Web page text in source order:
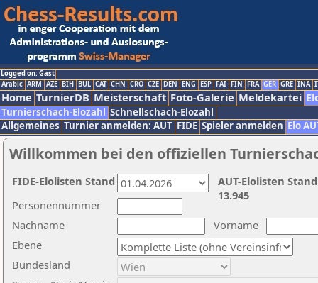
Logged on: Gast
Arabic ARM AZE BIH BUL CAT CHN CRO CZE DEN ENG ESP FAI FIN FRA GER GRE INA
Home TurnierDB Meisterschaft Foto-Galerie Meldekartei
Turnierschach-Elozahl Schnellschach-Elozahl
Allgemeines Turnier anmelden: AUT FIDE Spieler anmelden Elo
Willkommen bei den offiziellen
Nachname
Vorname
Ebene
Personennummer
Bundesland
AUT-Elolisten
13.945
FIDE-Elolisten Stand